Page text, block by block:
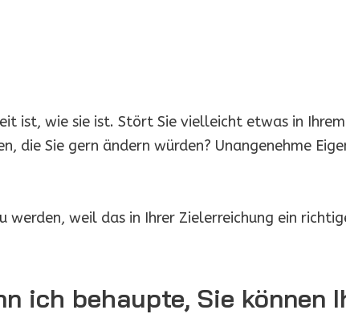
ist, wie sie ist. Stört Sie vielleicht etwas in
die Sie gern ändern würden? Unangenehme
werden, weil das in Ihrer Zielerreichung ein
ich behaupte, Sie können